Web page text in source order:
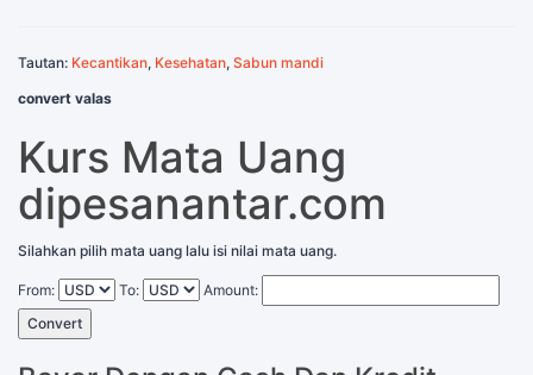
Tautan: Kecantikan, Kesehatan, Sabun mandi
convert valas
Kurs Mata Uang
dipesanantar.com
Silahkan pilih mata uang lalu isi nilai mata uang.
From: To:
Amount:
Convert